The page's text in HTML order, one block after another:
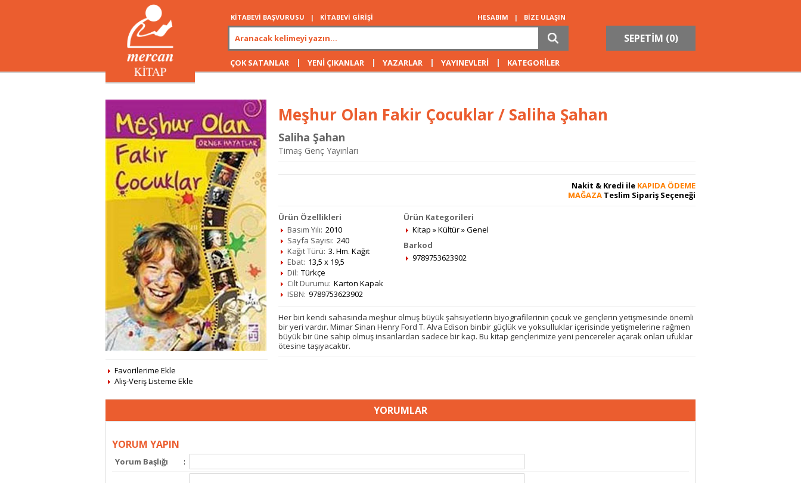
KİTABEVİ BAŞVURUSU | KİTABEVİ GİRİŞİ HESABIM | BİZE ULAŞIN
SEPETİM (0)
ÇOK SATANLAR | YENİ ÇIKANLAR | YAZARLAR | YAYINEVLERİ | KATEGORİLER
Favorilerime Ekle
Alış-Veriş Listeme Ekle
Meşhur Olan Fakir Çocuklar / Saliha Şahan
Saliha Şahan
Timaş Genç Yayınları
Nakit & Kredi ile KAPIDA ÖDEME
MAĞAZA Teslim Sipariş Seçeneği
Ürün Özellikleri
Basım Yılı: 2010
Sayfa Sayısı: 240
Kağıt Türü: 3. Hm. Kağıt
Ebat: 13,5 x 19,5
Dil: Türkçe
Cilt Durumu: Karton Kapak
ISBN: 9789753623902
Ürün Kategorileri
Kitap »Kültür»Genel
Barkod
9789753623902
Her biri kendi sahasında meşhur olmuş büyük şahsiyetlerin biyografilerinin çocuk ve gençlerin yetişmesinde önemli
bir yeri vardır. Mimar Sinan Henry Ford T. Alva Edison binbir güçlük ve yoksulluklar içerisinde yetişmelerine rağmen
büyük bir üne sahip olmuş insanlardan sadece bir kaçı. Bu kitap gençlerimize yeni pencereler açarak onları ufuklar
ötesine taşıyacaktır.
YORUMLAR
YORUM YAPIN
Yorum Başlığı :